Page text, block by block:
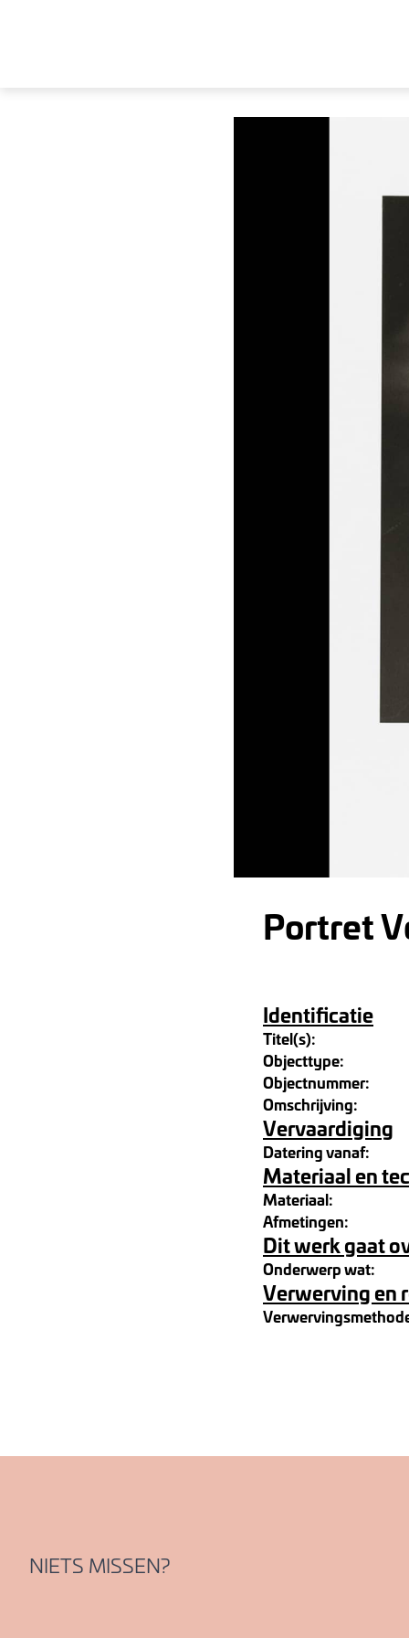
Portret
Identificatie
Titel(s):
Objecttype:
Objectnummer:
Omschrijving:
Vervaardiging
Datering vanaf:
Materiaal en
Materiaal:
Afmetingen:
Dit werk gaat
Onderwerp wat:
Verwerving en
NIETS MISSEN?